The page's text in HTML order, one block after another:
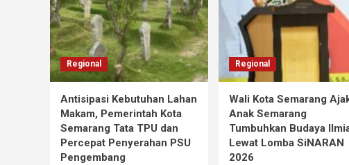
Regional
Antisipasi Kebutuhan Lahan
Makam, Pemerintah Kota
Semarang Tata TPU dan
Percepat Penyerahan PSU
Pengembang
Regional
Wali Kota Semarang
Anak Semarang
Tumbuhkan Budaya
Lewat Lomba SiNARAN
2026